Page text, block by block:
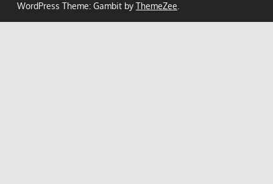
WordPress Theme: Gambit by ThemeZee.